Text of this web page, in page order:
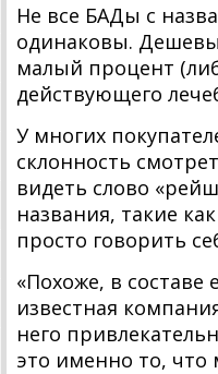
Не все БАДы с
одинаковы.
малый процент
действующего
У многих
склонность
видеть слово
названия, такие
просто говорить
«Похоже, в
известная
него
это именно то, что